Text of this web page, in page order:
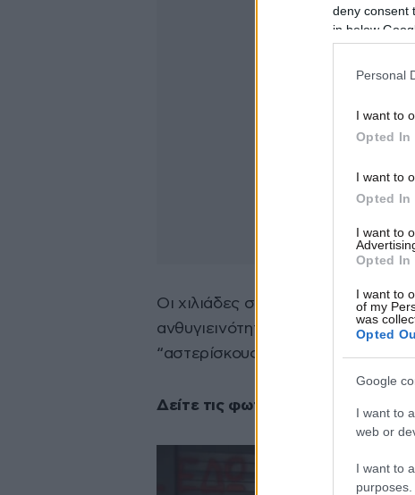
deny consent
in below
Personal
I want to
Opted In
I want to
Opted In
I want to
Opted In
I want to
of my
was
Opted
Google
I want to
web or
I want to
purposes.
Οι χιλιάδες συνάδελφοι που
ανθυγιεινότητα των
“αστερίσκους”».
Δείτε τις φωτογραφίες του